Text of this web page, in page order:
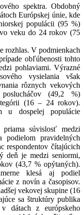
spektra. Obdobný
Európskej únie, kde
populácii (95 %)
veku do 24 rokov (75
rozhlas. V podmienkach
obľúbenosti tohto
pohlaviami. Výrazné
vysielania však
rôznych vekových
(49,2 %)
(16 – 24 rokov).
u dospelej populácie
súvislosť medzi
podielom pravidelných
respondentov čítajúcich
deň je medzi seniormi,
(43,7 % opýtaných).
klesá aj podiel
z novín a časopisov.
vekovej skupine (16
sa štruktúry publika
dátach z európskeho